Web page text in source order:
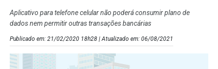
Aplicativo para telefone celular não poderá consumir plano de
dados nem permitir outras transações bancárias
Publicado em: 21/02/2020 18h28 | Atualizado em: 06/08/2021